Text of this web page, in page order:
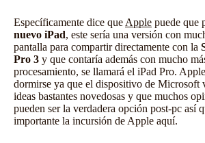
Específicamente dice que Apple puede que
nuevo iPad, este sería una versión con
pantalla para compartir directamente con la
Pro 3 y que contaría además con mucho
procesamiento, se llamará el iPad Pro.
dormirse ya que el dispositivo de Microsoft
ideas bastantes novedosas y que muchos
pueden ser la verdadera opción post-pc así
importante la incursión de Apple aquí.